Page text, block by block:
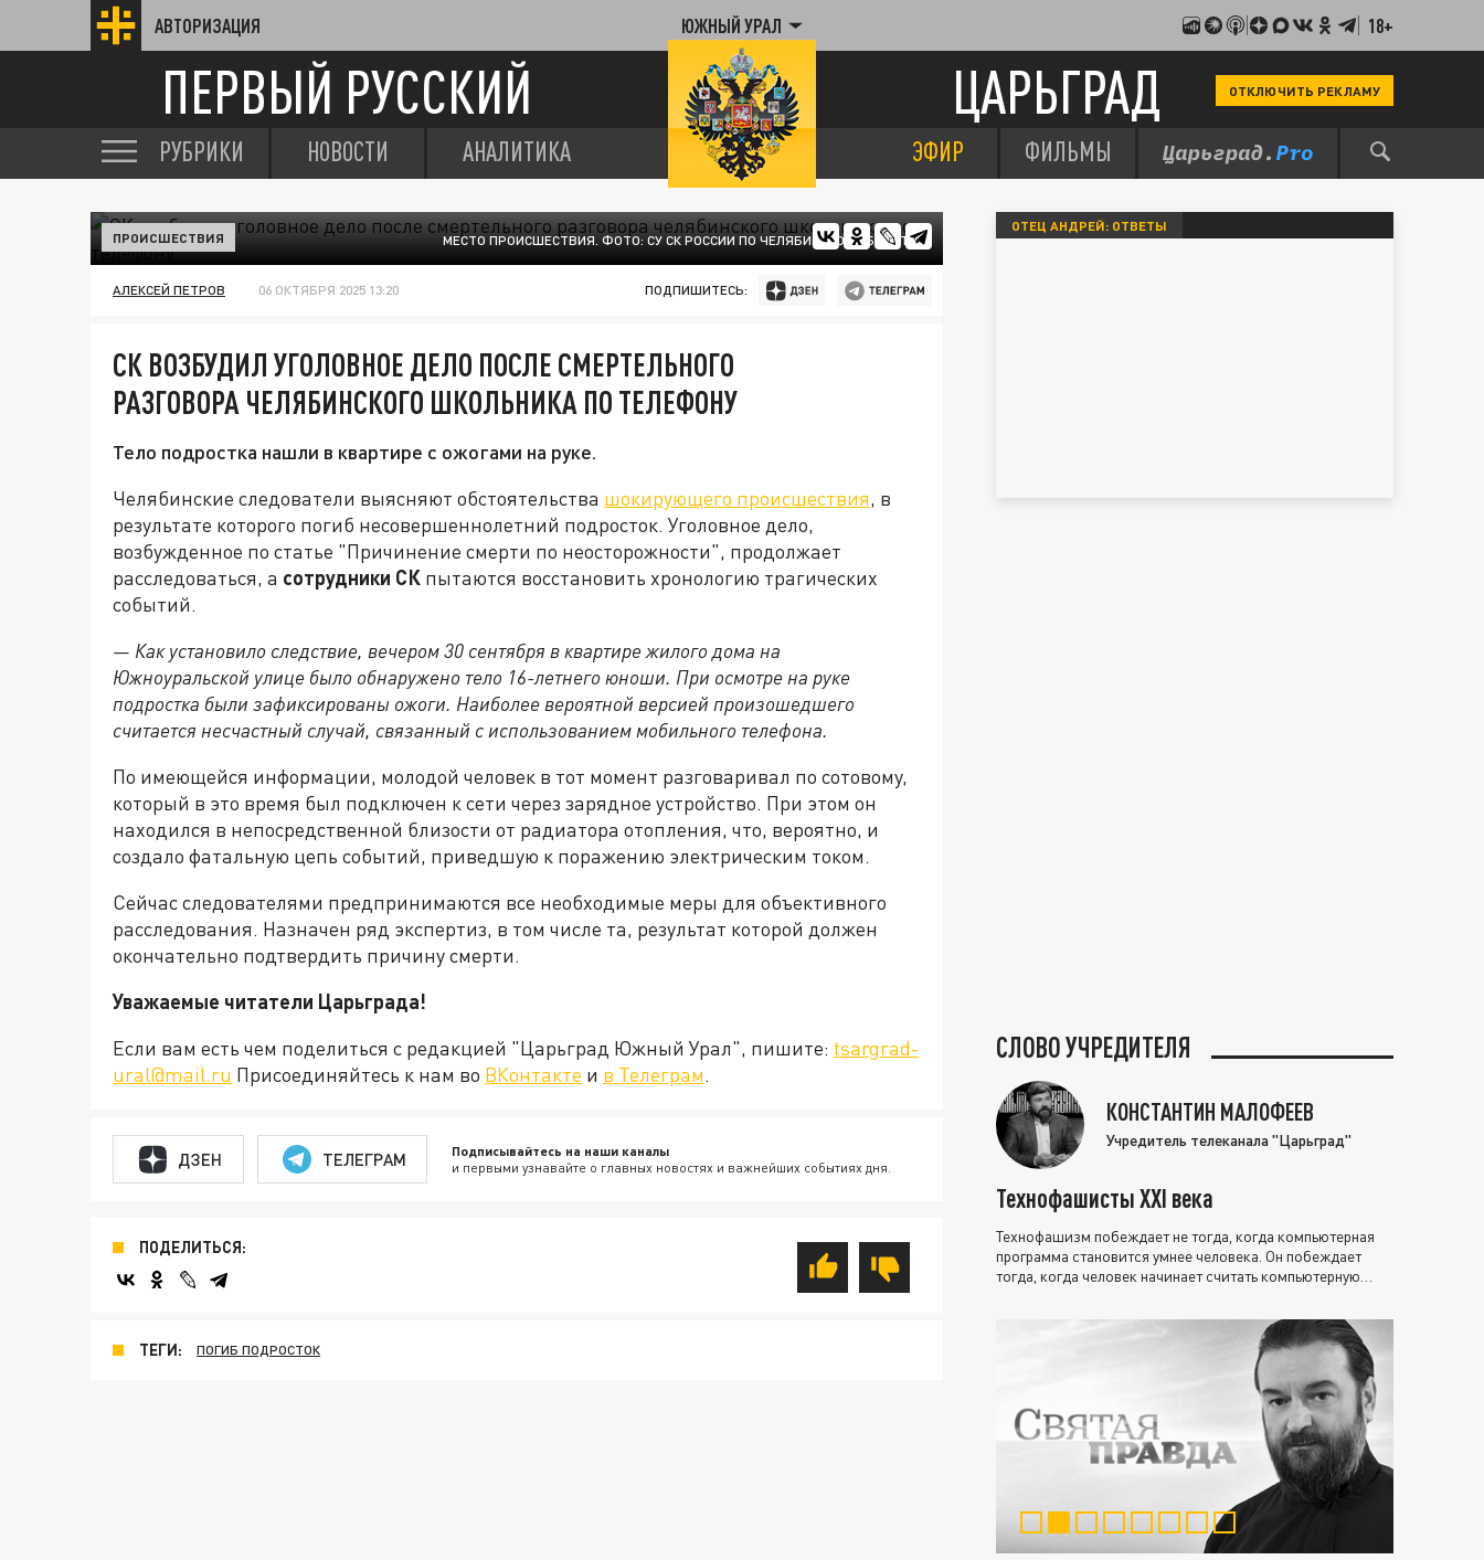
АВТОРИЗАЦИЯ ЮЖНЫЙ УРАЛ 18+
ПЕРВЫЙ РУССКИЙ ЦАРЬГРАД ОТКЛЮЧИТЬ РЕКЛАМУ
РУБРИКИ НОВОСТИ АНАЛИТИКА ЭФИР ФИЛЬМЫ
МЕСТО ПРОИСШЕСТВИЯ. ФОТО: СУ СК РОССИИ ПО ЧЕЛЯБИНСКОЙ ОБЛАСТИ.
ПРОИСШЕСТВИЯ
АЛЕКСЕЙ ПЕТРОВ 06 ОКТЯБРЯ 2025 13:20 ПОДПИШИТЕСЬ:
СК ВОЗБУДИЛ УГОЛОВНОЕ ДЕЛО ПОСЛЕ СМЕРТЕЛЬНОГО
РАЗГОВОРА ЧЕЛЯБИНСКОГО ШКОЛЬНИКА ПО ТЕЛЕФОНУ
Тело подростка нашли в квартире с ожогами на руке.
Челябинские следователи выясняют обстоятельства шокирующего происшествия, в
результате которого погиб несовершеннолетний подросток. Уголовное дело,
возбужденное по статье "Причинение смерти по неосторожности", продолжает
расследоваться, а сотрудники СК пытаются восстановить хронологию трагических
событий.
— Как установило следствие, вечером 30 сентября в квартире жилого дома на
Южноуральской улице было обнаружено тело 16-летнего юноши. При осмотре на руке
подростка были зафиксированы ожоги. Наиболее вероятной версией произошедшего
считается несчастный случай, связанный с использованием мобильного телефона.
По имеющейся информации, молодой человек в тот момент разговаривал по сотовому,
который в это время был подключен к сети через зарядное устройство. При этом он
находился в непосредственной близости от радиатора отопления, что, вероятно, и
создало фатальную цепь событий, приведшую к поражению электрическим током.
Сейчас следователями предпринимаются все необходимые меры для объективного
расследования. Назначен ряд экспертиз, в том числе та, результат которой должен
окончательно подтвердить причину смерти.
Уважаемые читатели Царьграда!
Если вам есть чем поделиться с редакцией "Царьград Южный Урал", пишите: tsargrad-
ural@mail.ru Присоединяйтесь к нам во ВКонтакте и в Телеграм.
ДЗЕН ТЕЛЕГРАМ Подписывайтесь на наши каналы
и первыми узнавайте о главных новостях и важнейших событиях дня.
ПОДЕЛИТЬСЯ:
ТЕГИ: ПОГИБ ПОДРОСТОК
ОТЕЦ АНДРЕЙ: ОТВЕТЫ
СЛОВО УЧРЕДИТЕЛЯ
КОНСТАНТИН МАЛОФЕЕВ
Учредитель телеканала "Царьград"
Технофашисты XXI века
Технофашизм побеждает не тогда, когда компьютерная
программа становится умнее человека. Он побеждает
тогда, когда человек начинает считать компьютерную